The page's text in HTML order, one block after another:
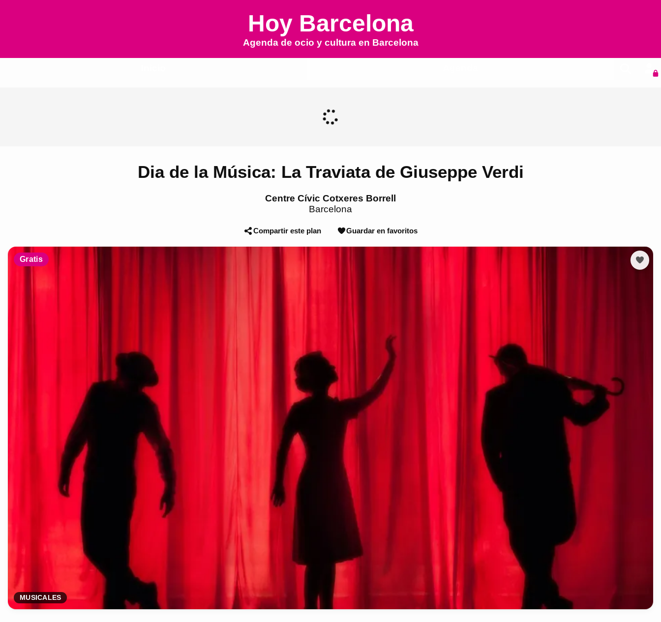
Hoy Barcelona
Agenda de ocio y cultura en Barcelona
Dia de la Música: La Traviata de Giuseppe Verdi
Centre Cívic Cotxeres Borrell
Barcelona
Compartir este plan Guardar en favoritos
Gratis
MUSICALES